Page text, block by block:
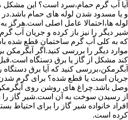
آیا آب گرم حمام،سرد است؟ این مشکل
و یا مسدود شدن لوله های حمام باشد.در
لوله ها،احتمالا عامل اصلی است.هرگز
شیر دیگر را نیز باز کرده و جریان آب
که به کلی آب گرم ساختمان قطع شده
موارد دیگر را بررسی کنید.اگر آبگرمکن
کند مشکل از گاز یا برق دستگاه
آبگرمکن،بررسی کنید که آیا برق
جریان است یا قطع شده؟ برای گرم شدن
وصل باشد.چراغ های روشن روی
از رسیدن سوخت به آن است.شیر گاز را
افراد خانواده شیر گاز را برای احتیاط
کرده است.